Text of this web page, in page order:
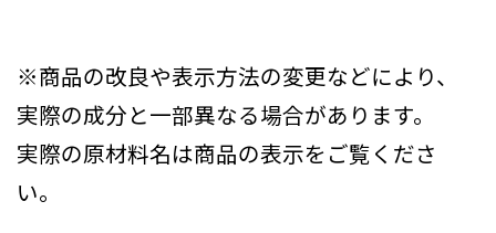
※商品の改良や表示方法の変更などにより、
実際の成分と一部異なる場合があります。
実際の原材料名は商品の表示をご覧くださ
い。